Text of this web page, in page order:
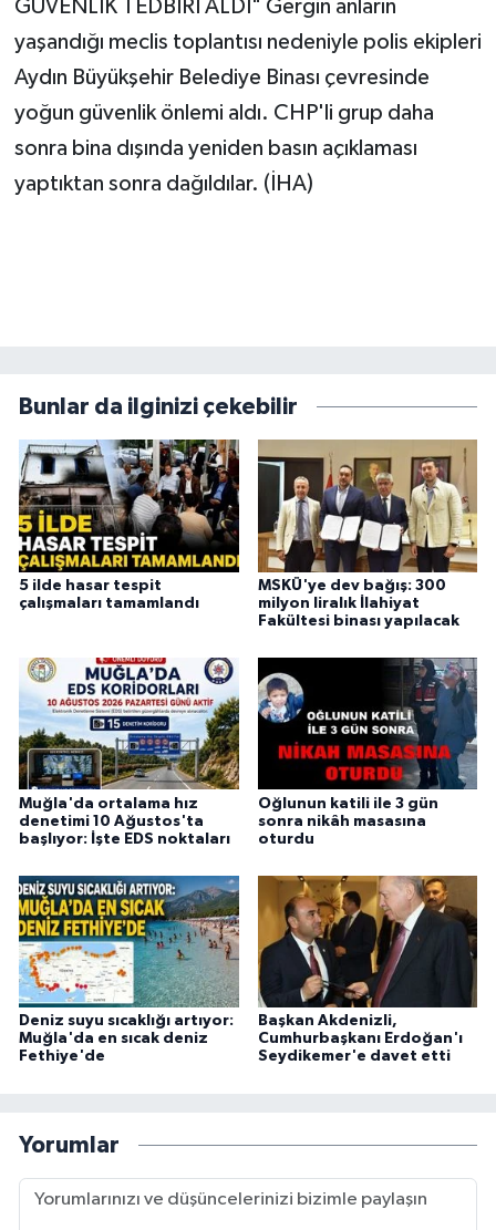
GÜVENLİK TEDBİRİ ALDI" Gergin anların
yaşandığı meclis toplantısı nedeniyle polis ekipleri
Aydın Büyükşehir Belediye Binası çevresinde
yoğun güvenlik önlemi aldı. CHP'li grup daha
sonra bina dışında yeniden basın açıklaması
yaptıktan sonra dağıldılar. (İHA)
Bunlar da ilginizi çekebilir
5 ilde hasar tespit
çalışmaları tamamlandı
MSKÜ'ye dev bağış: 300
milyon liralık İlahiyat
Fakültesi binası yapılacak
Muğla'da ortalama hız
denetimi 10 Ağustos'ta
başlıyor: İşte EDS noktaları
Oğlunun katili ile 3 gün
sonra nikâh masasına
oturdu
Deniz suyu sıcaklığı artıyor:
Muğla'da en sıcak deniz
Fethiye'de
Başkan Akdenizli,
Cumhurbaşkanı Erdoğan'ı
Seydikemer'e davet etti
Yorumlar